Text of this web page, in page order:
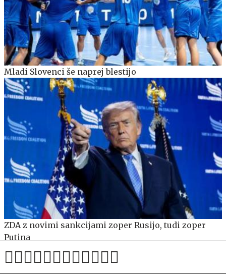
Mladi Slovenci še naprej blestijo
ZDA z novimi sankcijami zoper Rusijo, tudi zoper
Putina